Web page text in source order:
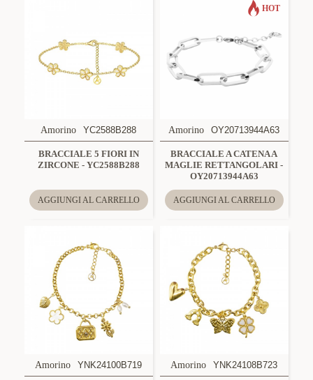
Amorino YC2588B288
BRACCIALE 5 FIORI IN
ZIRCONE - YC2588B288
AGGIUNGI AL CARRELLO
HOT
Amorino OY20713944A63
BRACCIALE A CATENA A
MAGLIE RETTANGOLARI -
OY20713944A63
AGGIUNGI AL CARRELLO
Amorino YNK24100B719 Amorino YNK24108B723